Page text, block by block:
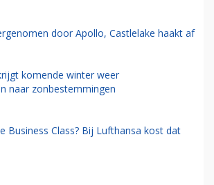
door Apollo, Castlelake haakt af
komende winter weer
naar zonbestemmingen
Business Class? Bij Lufthansa kost dat